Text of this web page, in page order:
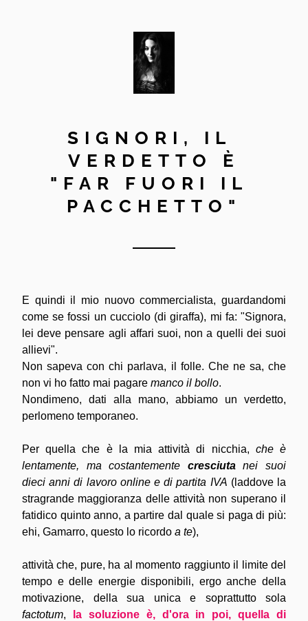
SIGNORI, IL
VERDETTO È
"FAR FUORI IL
PACCHETTO"
E quindi il mio nuovo commercialista, guardandomi
come se fossi un cucciolo (di giraffa), mi fa: "Signora,
lei deve pensare agli affari suoi, non a quelli dei suoi
allievi".
Non sapeva con chi parlava, il folle. Che ne sa, che
non vi ho fatto mai pagare manco il bollo.
Nondimeno, dati alla mano, abbiamo un verdetto,
perlomeno temporaneo.
Per quella che è la mia attività di nicchia, che è
lentamente, ma costantemente cresciuta nei suoi
dieci anni di lavoro online e di partita IVA (laddove la
stragrande maggioranza delle attività non superano il
fatidico quinto anno, a partire dal quale si paga di più:
ehi, Gamarro, questo lo ricordo a te),
attività che, pure, ha al momento raggiunto il limite del
tempo e delle energie disponibili, ergo anche della
factotum,
la soluzione è, d'ora in poi, quella di